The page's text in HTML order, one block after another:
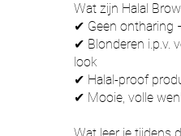
Wat zijn Halal
✔ Geen ontharing
✔ Blonderen i.p.v.
look
✔ Halal-proof
✔ Mooie, volle